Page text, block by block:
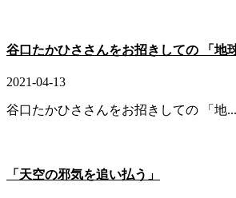
谷口たかひささんをお招きしての 「地
2021-04-13
谷口たかひささんをお招きしての 「地...
「天空の邪気を追い払う」